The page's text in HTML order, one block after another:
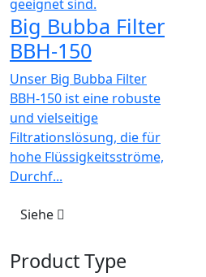
Product Type
Big Bubba Filter
BBH-150
Unser Big Bubba Filter
BBH-150 ist eine robuste
und vielseitige
Filtrationslösung, die für
hohe Flüssigkeitsströme,
Durchf...
Siehe